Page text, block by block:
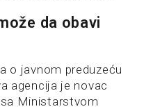
da obavi
o javnom preduzeću
agencija je novac
Ministarstvom